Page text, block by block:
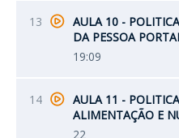
13
AULA 10 -
DA PESSOA
19:09
14
AULA 11 -
ALIMENTAÇÃO E
22